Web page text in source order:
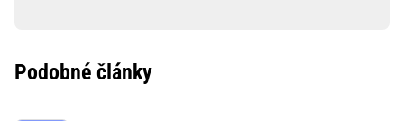
Podobné články